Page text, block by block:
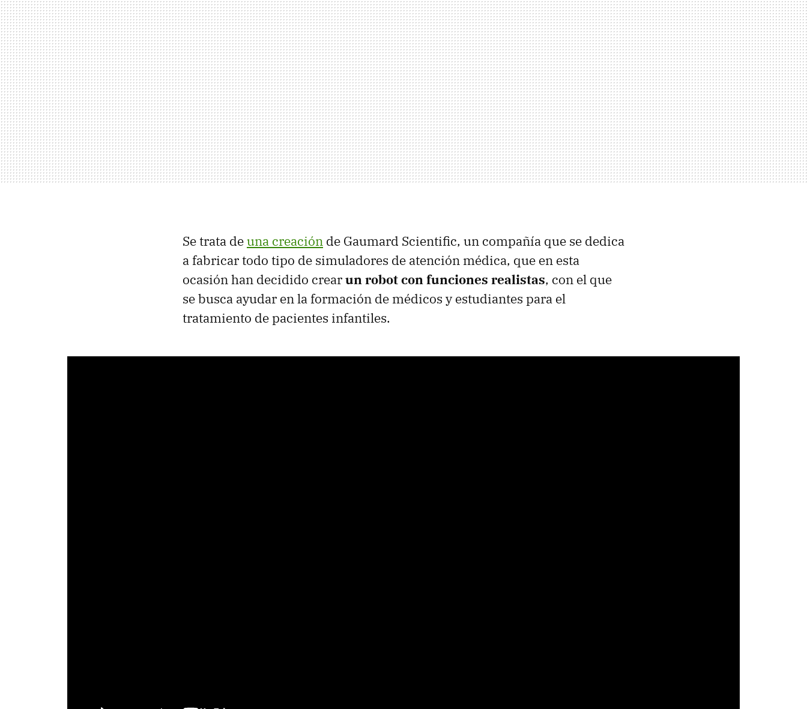
Se trata deuna creación de Gaumard Scientific, un compañía que se dedica
a fabricar todo tipo de simuladores de atención médica, que en esta
ocasión han decidido crearun robot con funciones realistas, con el que
se busca ayudar en la formación de médicos y estudiantes para el
tratamiento de pacientes infantiles.